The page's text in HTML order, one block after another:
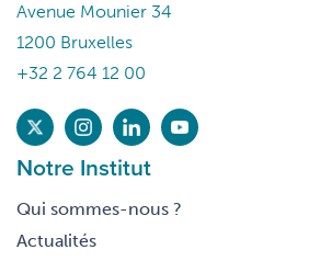
Avenue Mounier 34
1200 Bruxelles
+32 2 764 12 00
Notre Institut
Qui sommes-nous ?
Actualités